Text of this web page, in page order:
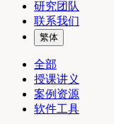
研究团队
联系我们
繁体
全部
授课讲义
案例资源
软件工具